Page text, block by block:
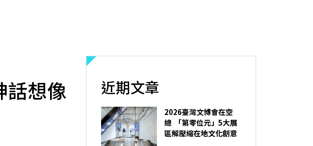
話想像
近期文章
2026臺灣文博會在空
總 「第零位元」5大展
區解壓縮在地文化創意